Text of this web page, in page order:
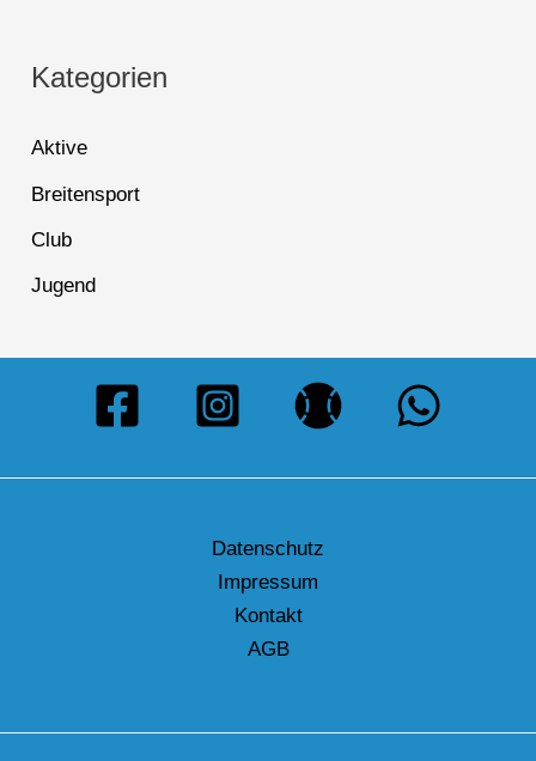
Kategorien
Aktive
Breitensport
Club
Jugend
Datenschutz
Impressum
Kontakt
AGB